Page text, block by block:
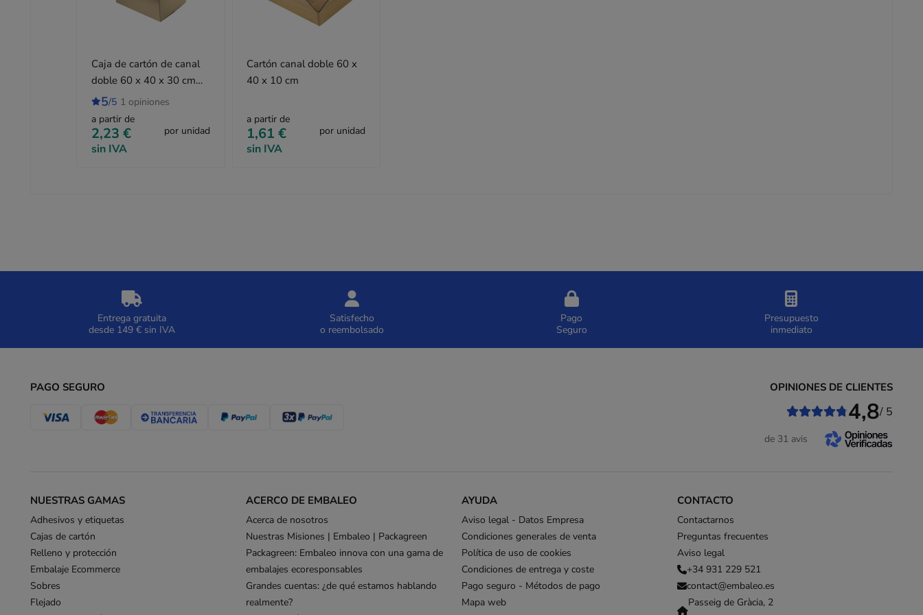
Caja de cartón de canal
doble 60 x 40 x 30 cm
tipo GALIA A9
5/5 1 opiniones
a partir de
2,23 €
sin IVA
por unidad
Cartón canal doble 60 x
40 x 10 cm
a partir de
1,61 €
sin IVA
por unidad
Entrega gratuita
desde 149 € sin IVA
Satisfecho
o reembolsado
Pago
Seguro
Presupuesto
inmediato
PAGO SEGURO
CONTACTO
Contactarnos
Preguntas frecuentes
Aviso legal
+34 931 229 521
contact@embaleo.es
Passeig de Gràcia, 2
NUESTRAS GAMAS
Adhesivos y etiquetas
Cajas de cartón
Relleno y protección
Embalaje Ecommerce
Sobres
Flejado
ACERCO DE EMBALEO
Acerca de nosotros
Nuestras Misiones | Embaleo | Packagreen
Packagreen: Embaleo innova con una gama de
embalajes ecoresponsables
Grandes cuentas: ¿de qué estamos hablando
realmente?
AYUDA
Aviso legal - Datos Empresa
Condiciones generales de venta
Política de uso de cookies
Condiciones de entrega y coste
Pago seguro - Métodos de pago
Mapa web
OPINIONES DE CLIENTES
4,8/ 5
de 31 avis